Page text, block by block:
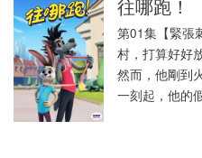
往哪跑！
第01集【緊張
村，打算好好
然而，他剛到
一刻起，他的